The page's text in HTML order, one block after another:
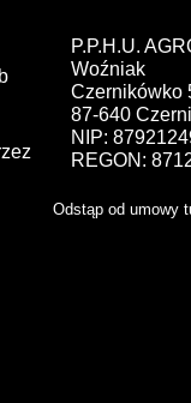
P.P.H.U.
Woźniak
Czernikówko
87-640
NIP:
REGON:
Odstąp od umowy